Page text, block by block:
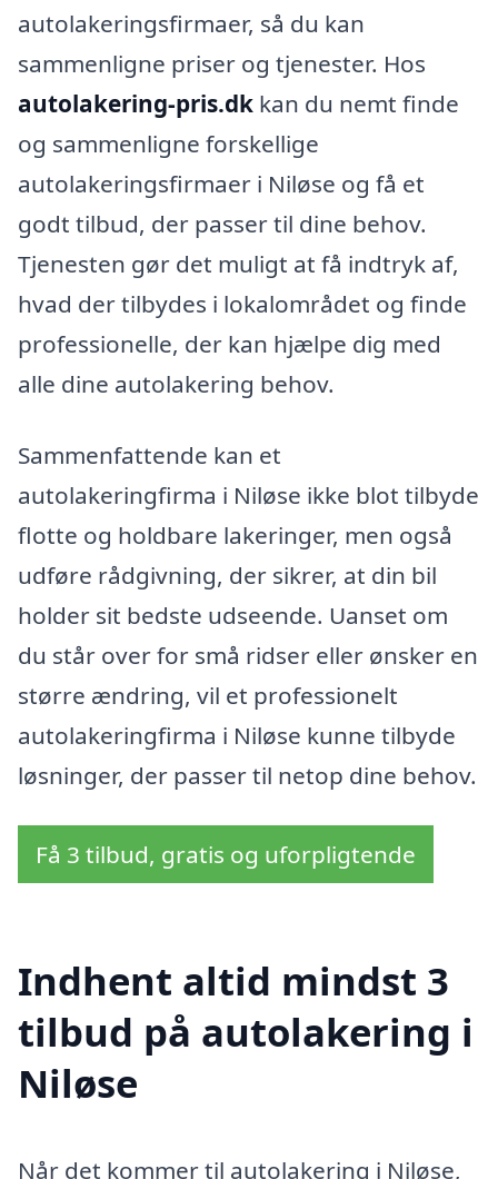
autolakeringsfirmaer, så du kan
sammenligne priser og tjenester. Hos
autolakering-pris.dk kan du nemt finde
og sammenligne forskellige
autolakeringsfirmaer i Niløse og få et
godt tilbud, der passer til dine behov.
Tjenesten gør det muligt at få indtryk af,
hvad der tilbydes i lokalområdet og finde
professionelle, der kan hjælpe dig med
alle dine autolakering behov.
Sammenfattende kan et
autolakeringfirma i Niløse ikke blot tilbyde
flotte og holdbare lakeringer, men også
udføre rådgivning, der sikrer, at din bil
holder sit bedste udseende. Uanset om
du står over for små ridser eller ønsker en
større ændring, vil et professionelt
autolakeringfirma i Niløse kunne tilbyde
løsninger, der passer til netop dine behov.
Få 3 tilbud, gratis og uforpligtende
Indhent altid mindst 3
tilbud på autolakering i
Niløse
Når det kommer til autolakering i Niløse,